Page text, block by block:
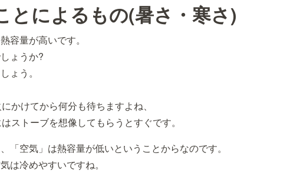
とによるもの(暑さ・寒さ)
容量が高いです。
ょうか?
ょう。
かけてから何分も待ちますよね、
ストーブを想像してもらうとすぐです。
「空気」は熱容量が低いということからなのです。
は冷めやすいですね。